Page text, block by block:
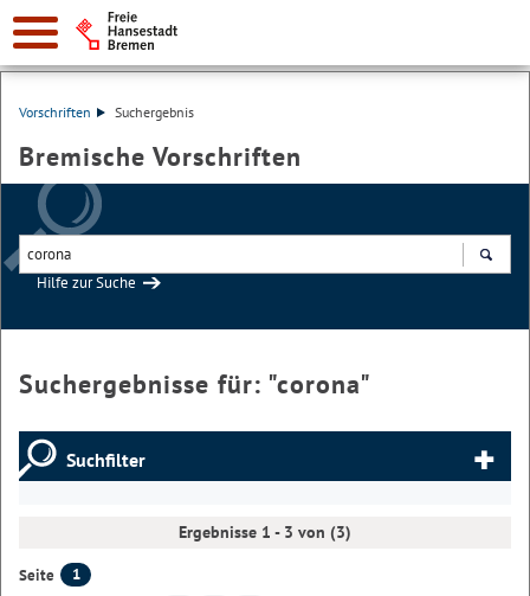
Vorschriften Suchergebnis
Bremische Vorschriften
Hilfe zur Suche
Suchergebnisse für: "corona"
Suchfilter
Ergebnisse 1 - 3 von (3)
Seite
1